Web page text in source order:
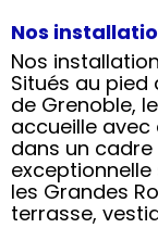
Nos
Nos
Situés au pied
de Grenoble,
accueille
dans un
les Grandes
terrasse,